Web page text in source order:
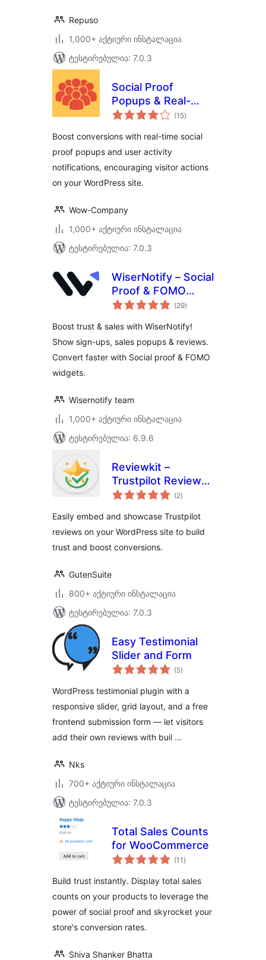
Repuso
1,000+ აქტიური ინსტალაცია
ტესტირებულია: 7.0.3
Social Proof
Popups & Real-
Time Notifications –
(15საერთო
რეიტინგი
)
Boost conversions with real-time social
proof popups and user activity
notifications, encouraging visitor actions
on your WordPress site.
Wow-Company
1,000+ აქტიური ინსტალაცია
ტესტირებულია: 7.0.3
WiserNotify – Social
Proof & FOMO
Notifications,
Sales Popups,
Reviews &
Announcement Bar
(29საერთო
რეიტინგი
)
Boost trust & sales with WiserNotify!
Show sign-ups, sales popups & reviews.
Convert faster with Social proof & FOMO
widgets.
Wisernotify team
1,000+ აქტიური ინსტალაცია
ტესტირებულია: 6.9.6
Reviewkit –
Trustpilot Reviews
Widget & Embed
(2საერთო
რეიტინგი
)
Easily embed and showcase Trustpilot
reviews on your WordPress site to build
trust and boost conversions.
GutenSuite
800+ აქტიური ინსტალაცია
ტესტირებულია: 7.0.3
Easy Testimonial
Slider and Form
(5საერთო
რეიტინგი
)
WordPress testimonial plugin with a
responsive slider, grid layout, and a free
frontend submission form — let visitors
add their own reviews with buil …
Nks
700+ აქტიური ინსტალაცია
ტესტირებულია: 7.0.3
Total Sales Counts
for WooCommerce
(11 საერთო
რეიტინგი
)
Build trust instantly. Display total sales
counts on your products to leverage the
power of social proof and skyrocket your
store's conversion rates.
Shiva Shanker Bhatta